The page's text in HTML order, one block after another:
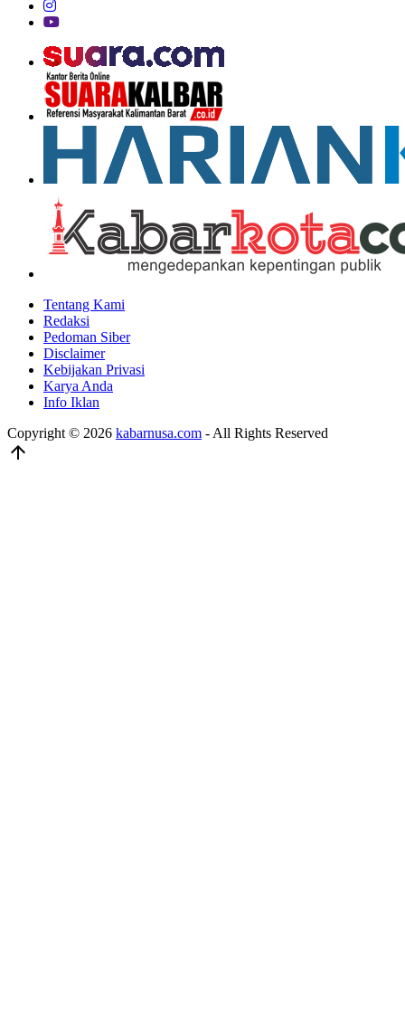
Tentang Kami
Redaksi
Pedoman Siber
Disclaimer
Kebijakan Privasi
Karya Anda
Info Iklan
Copyright © 2026 kabarnusa.com - All Rights Reserved
arrow_upward